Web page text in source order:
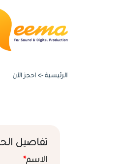
الرئيسية -> احجز الآن
تفاصيل
الاسم*